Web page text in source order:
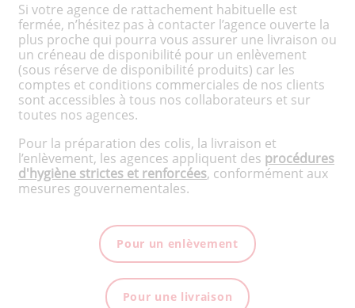
Si votre agence de rattachement habituelle est
fermée, n’hésitez pas à contacter l’agence ouverte la
plus proche qui pourra vous assurer une livraison ou
un créneau de disponibilité pour un enlèvement
(sous réserve de disponibilité produits) car les
comptes et conditions commerciales de nos clients
sont accessibles à tous nos collaborateurs et sur
toutes nos agences.
Pour la préparation des colis, la livraison et
l’enlèvement, les agences appliquent des procédures
d'hygiène strictes et renforcées, conformément aux
mesures gouvernementales.
Pour un enlèvement
Pour une livraison